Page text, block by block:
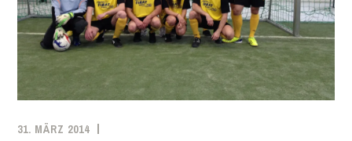
31. MÄRZ 2014